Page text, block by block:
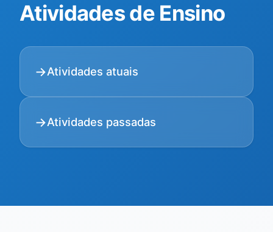
Atividades de Ensino
Atividades atuais
Atividades passadas